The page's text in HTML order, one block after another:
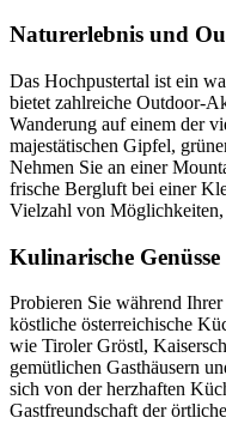
Naturerlebnis und
Das Hochpustertal ist ein
bietet zahlreiche Outdoor-
Wanderung auf einem der
majestätischen Gipfel,
Nehmen Sie an einer
frische Bergluft bei einer
Vielzahl von Möglichkeiten,
Kulinarische Genüsse
Probieren Sie während
köstliche österreichische
wie Tiroler Gröstl,
gemütlichen Gasthäusern
sich von der herzhaften
Gastfreundschaft der